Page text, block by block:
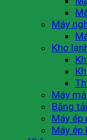
Máy
Kho
Máy
Băng tải
Máy ép
Máy ép